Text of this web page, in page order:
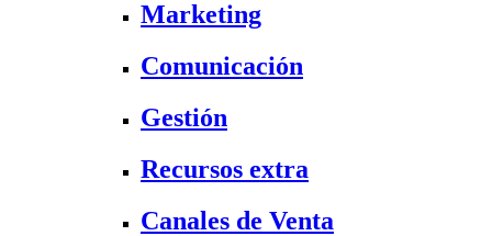
Marketing
Comunicación
Gestión
Recursos extra
Canales de Venta